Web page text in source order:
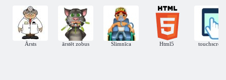
Ārsts ārstēt zobus Slimnīca Html5 touchscreen